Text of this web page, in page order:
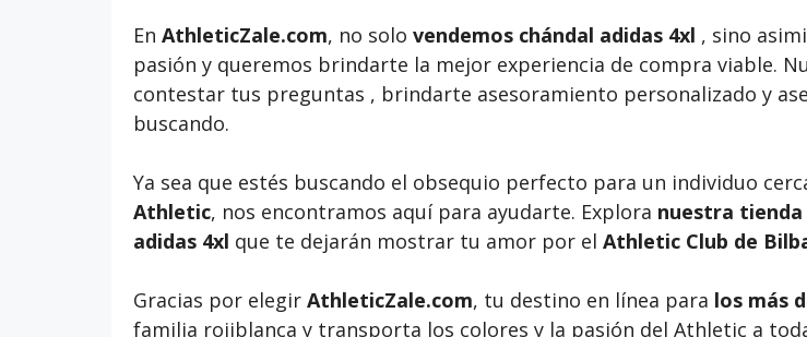
En AthleticZale.com, no solo vendemos chándal adidas 4xl , sino
pasión y queremos brindarte la mejor experiencia de compra viable.
contestar tus preguntas , brindarte asesoramiento personalizado y
buscando.
Ya sea que estés buscando el obsequio perfecto para un individuo
Athletic, nos encontramos aquí para ayudarte. Explora nuestra tienda
adidas 4xl que te dejarán mostrar tu amor por el Athletic Club de
Gracias por elegir AthleticZale.com, tu destino en línea para los más
familia rojiblanca y transporta los colores y la pasión del Athletic a